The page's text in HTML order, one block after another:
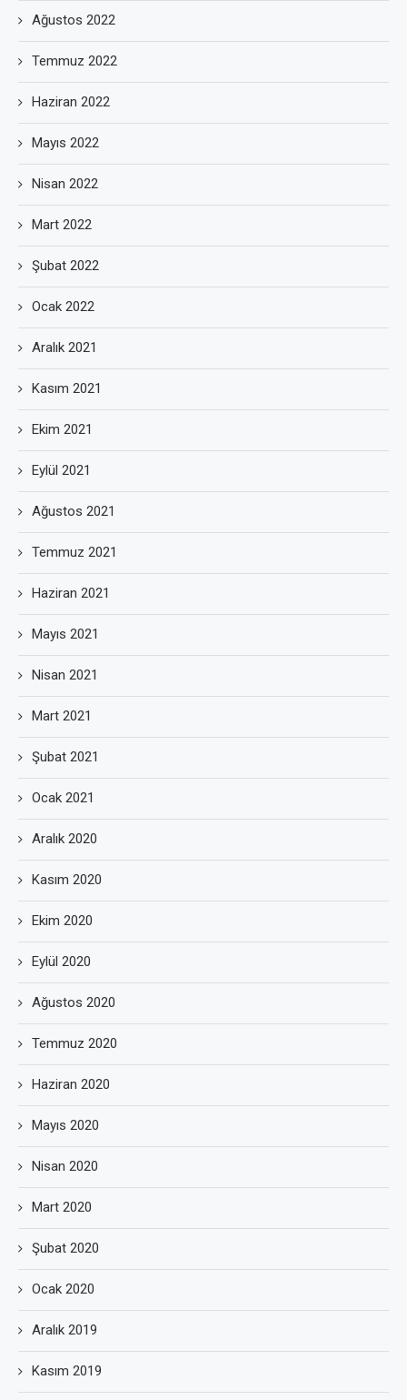
Ağustos 2022
Temmuz 2022
Haziran 2022
Mayıs 2022
Nisan 2022
Mart 2022
Şubat 2022
Ocak 2022
Aralık 2021
Kasım 2021
Ekim 2021
Eylül 2021
Ağustos 2021
Temmuz 2021
Haziran 2021
Mayıs 2021
Nisan 2021
Mart 2021
Şubat 2021
Ocak 2021
Aralık 2020
Kasım 2020
Ekim 2020
Eylül 2020
Ağustos 2020
Temmuz 2020
Haziran 2020
Mayıs 2020
Nisan 2020
Mart 2020
Şubat 2020
Ocak 2020
Aralık 2019
Kasım 2019